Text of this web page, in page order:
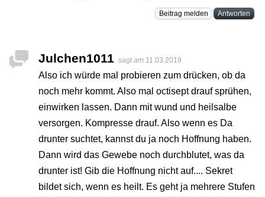
Beitrag melden Antworten
Julchen1011 sagt am 11.03.2019
Also ich würde mal probieren zum drücken, ob da
noch mehr kommt. Also mal octisept drauf sprühen,
einwirken lassen. Dann mit wund und heilsalbe
versorgen. Kompresse drauf. Also wenn es Da
drunter suchtet, kannst du ja noch Hoffnung haben.
Dann wird das Gewebe noch durchblutet, was da
drunter ist! Gib die Hoffnung nicht auf.... Sekret
bildet sich, wenn es heilt. Es geht ja mehrere Stufen